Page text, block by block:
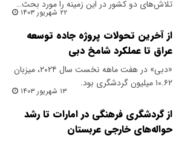
تلاش‌های دو کشور در این زمینه را مورد بحث…
۲۲ شهریور ۱۴۰۳
​از آخرین تحولات پروژه جاده توسعه
عراق تا عملکرد شامخ دبى
«دبی» در هفت ماهه نخست سال ۲۰۲۴، میزبان
۱۰.۶۲ میلیون گردشگری بود.
۱۳ شهریور ۱۴۰۳
از گردشگری فرهنگی در امارات تا رشد
حواله‌های خارجی عربستان